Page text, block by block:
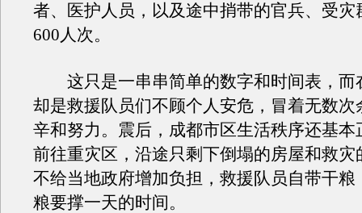
者、医护人员，以及途中捎带的官兵、受灾
600人次。
这只是一串串简单的数字和时间表，而
却是救援队员们不顾个人安危，冒着无数次
辛和努力。震后，成都市区生活秩序还基本
前往重灾区，沿途只剩下倒塌的房屋和救灾
不给当地政府增加负担，救援队员自带干粮
粮要撑一天的时间。